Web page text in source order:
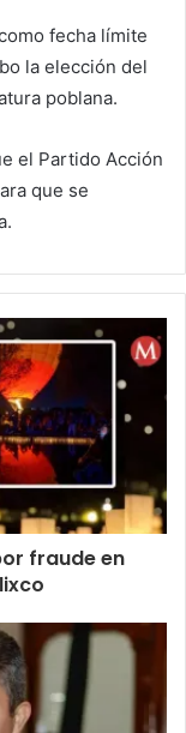
fecha límite
la elección del
poblana.
el Partido Acción
que se
fraude en